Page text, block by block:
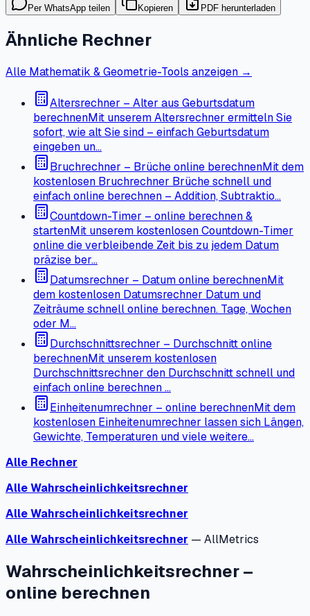
Per WhatsApp teilen Kopieren PDF herunterladen
Ähnliche Rechner
Alle Mathematik & Geometrie-Tools anzeigen →
Altersrechner – Alter aus Geburtsdatum
berechnenMit unserem Altersrechner ermitteln Sie
sofort, wie alt Sie sind – einfach Geburtsdatum
eingeben un…
Bruchrechner – Brüche online berechnenMit dem
kostenlosen Bruchrechner Brüche schnell und
einfach online berechnen – Addition, Subtraktio…
Countdown-Timer – online berechnen &
startenMit unserem kostenlosen Countdown-Timer
online die verbleibende Zeit bis zu jedem Datum
präzise ber…
Datumsrechner – Datum online berechnenMit
dem kostenlosen Datumsrechner Datum und
Zeiträume schnell online berechnen. Tage, Wochen
oder M…
Durchschnittsrechner – Durchschnitt online
berechnenMit unserem kostenlosen
Durchschnittsrechner den Durchschnitt schnell und
einfach online berechnen …
Einheitenumrechner – online berechnenMit dem
kostenlosen Einheitenumrechner lassen sich Längen,
Gewichte, Temperaturen und viele weitere…
Alle Rechner
Alle Wahrscheinlichkeitsrechner
Alle Wahrscheinlichkeitsrechner
Alle Wahrscheinlichkeitsrechner — AllMetrics
Wahrscheinlichkeitsrechner –
online berechnen